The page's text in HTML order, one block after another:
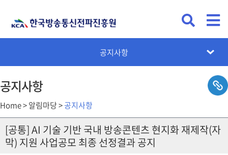
공지사항
채용공고
입찰공고
KCA뉴스
카드뉴스
설문조사
공지사항
Home > 알림마당 >공지사항
[공통] AI 기술 기반 국내 방송콘텐츠 현지화 재제작(자
막) 지원 사업공모 최종 선정결과 공지